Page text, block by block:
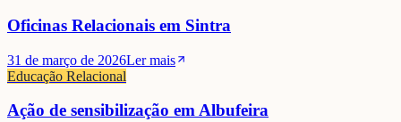
Oficinas Relacionais em Sintra
31 de março de 2026Ler mais
Educação Relacional
Ação de sensibilização em Albufeira